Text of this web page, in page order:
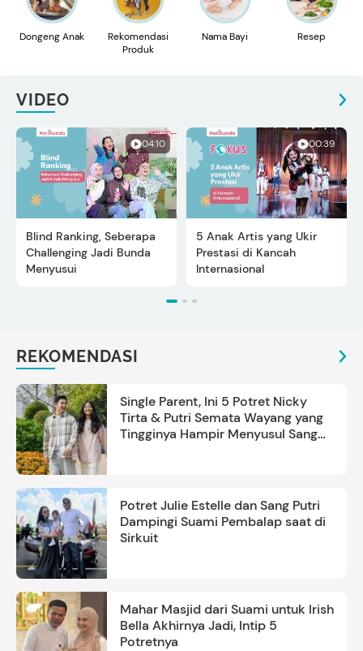
Dongeng Anak
Rekomendasi
Produk
Nama Bayi Resep
VIDEO
04:10
Blind Ranking, Seberapa
Challenging Jadi Bunda
Menyusui
00:39
5 Anak Artis yang Ukir
Prestasi di Kancah
Internasional
REKOMENDASI
Single Parent, Ini 5 Potret Nicky
Tirta & Putri Semata Wayang yang
Tingginya Hampir Menyusul Sang
Potret Julie Estelle dan Sang Putri
Dampingi Suami Pembalap saat di
Sirkuit
Mahar Masjid dari Suami untuk Irish
Bella Akhirnya Jadi, Intip 5
Potretnya